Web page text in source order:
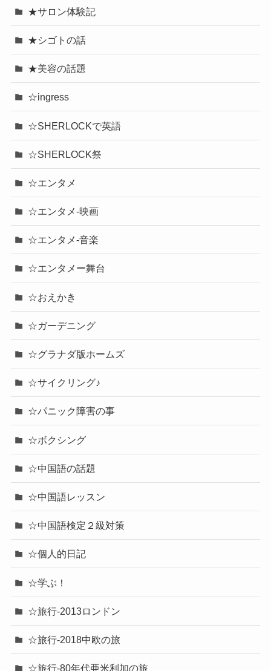
★サロン体験記
★シゴトの話
★美容の話題
☆ingress
☆SHERLOCKで英語
☆SHERLOCK祭
☆エンタメ
☆エンタメ-映画
☆エンタメ-音楽
☆エンタメー舞台
☆おえかき
☆ガーデニング
☆グラナダ版ホームズ
☆サイクリング♪
☆パニック障害の事
☆ボクシング
☆中国語の話題
☆中国語レッスン
☆中国語検定２級対策
☆個人的日記
☆学ぶ！
☆旅行-2013ロンドン
☆旅行-2018中欧の旅
☆旅行-80年代亜米利加の旅